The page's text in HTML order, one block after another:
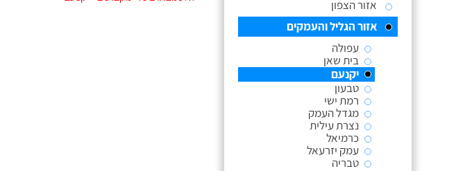
אזור הצפון
אזור הגליל והעמקים
עפולה
בית שאן
יקנעם
טבעון
רמת ישי
מגדל העמק
נצרת עילית
כרמיאל
עמק יזרעאל
טבריה